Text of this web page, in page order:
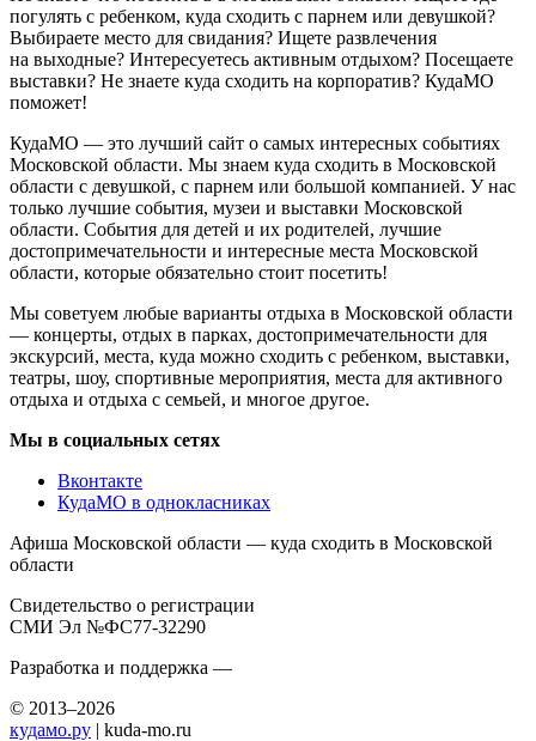
погулять с ребенком, куда сходить с парнем или девушкой?
Выбираете место для свидания? Ищете развлечения
на выходные? Интересуетесь активным отдыхом? Посещаете
выставки? Не знаете куда сходить на корпоратив? КудаМО
поможет!
КудаМО — это лучший сайт о самых интересных событиях
Московской области. Мы знаем куда сходить в Московской
области с девушкой, с парнем или большой компанией. У нас
только лучшие события, музеи и выставки Московской
области. События для детей и их родителей, лучшие
достопримечательности и интересные места Московской
области, которые обязательно стоит посетить!
Мы советуем любые варианты отдыха в Московской области
— концерты, отдых в парках, достопримечательности для
экскурсий, места, куда можно сходить с ребенком, выставки,
театры, шоу, спортивные мероприятия, места для активного
отдыха и отдыха с семьей, и многое другое.
Мы в социальных сетях
Вконтакте
КудаМО в однокласниках
Афиша Московской области — куда сходить в Московской
области
Свидетельство о регистрации
СМИ Эл №ФС77-32290
Разработка и поддержка —
© 2013–2026
кудамо.ру | kuda-mo.ru